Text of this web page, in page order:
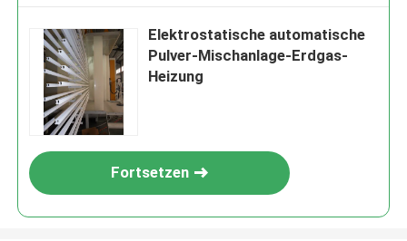
Elektrostatische automatische
Pulver-Mischanlage-Erdgas-
Heizung
Fortsetzen